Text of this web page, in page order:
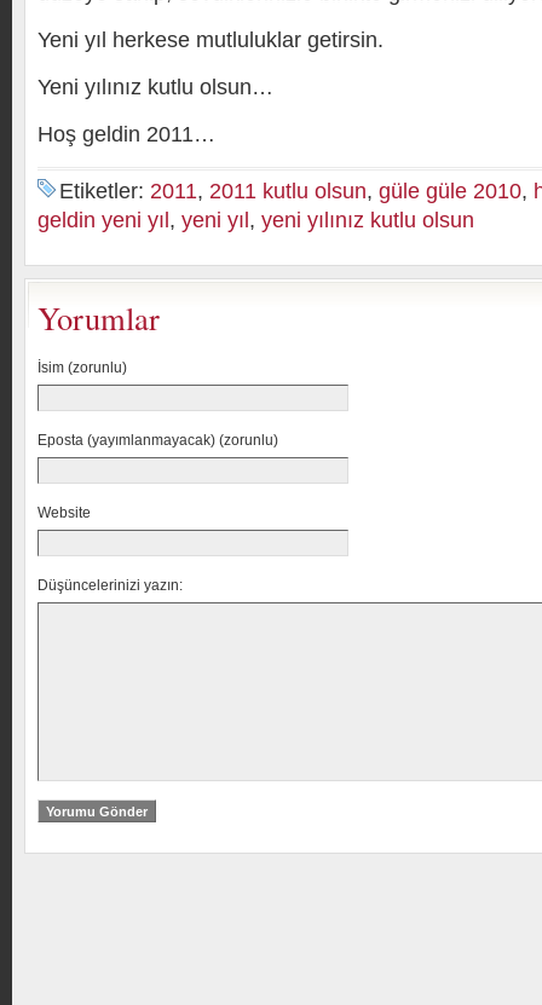
Yeni yıl herkese mutluluklar getirsin.
Yeni yılınız kutlu olsun…
Hoş geldin 2011…
Etiketler: 2011, 2011 kutlu olsun, güle güle 2010,
geldin yeni yıl , yeni yıl , yeni yılınız kutlu olsun
Yorumlar
İsim (zorunlu)
Eposta (yayımlanmayacak) (zorunlu)
Website
Düşüncelerinizi yazın: